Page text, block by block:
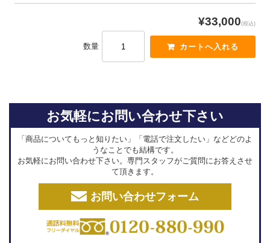
¥33,000(税込)
数量
お気軽にお問い合わせ下さい
「商品についてもっと知りたい」「電話で注文したい」などどのよ
うなことでも結構です。
お気軽にお問い合わせ下さい。専門スタッフがご質問にお答えさせ
て頂きます。
お問い合わせフォーム